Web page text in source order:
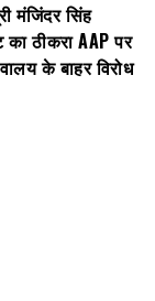
मंजिंदर सिंह
ठीकरा AAP पर
के बाहर विरोध